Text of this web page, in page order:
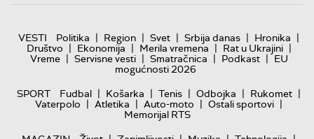
VESTI Politika | Region | Svet | Srbija danas | Hronika |
Društvo | Ekonomija | Merila vremena | Rat u Ukrajini |
Vreme | Servisne vesti | Smatračnica | Podkast | EU
mogućnosti 2026
SPORT
Fudbal | Košarka | Tenis | Odbojka | Rukomet |
Vaterpolo | Atletika | Auto-moto | Ostali sportovi |
Memorijal RTS